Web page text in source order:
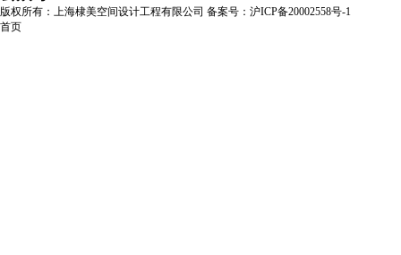
版权所有：上海棣美空间设计工程有限公司 备案号：沪ICP备20002558号-1
首页